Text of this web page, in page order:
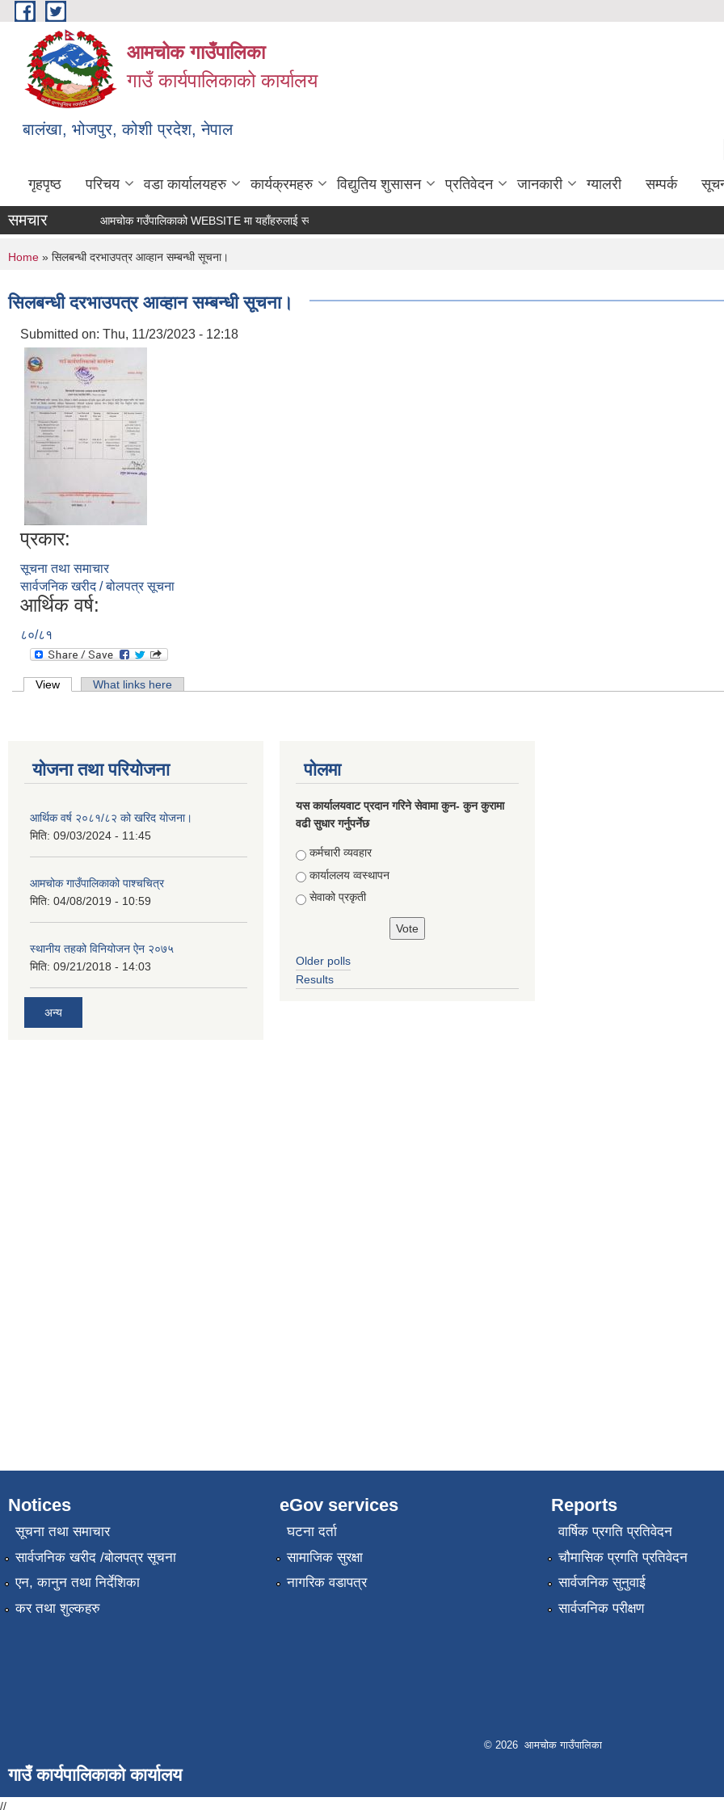
Skip to main content
आमचोक गाउँपालिका
गाउँ कार्यपालिकाको कार्यालय
बालंखा, भोजपुर, कोशी प्रदेश, नेपाल
गृहपृष्ठ परिचय वडा कार्यालयहरु कार्यक्रमहरु विद्युतिय शुसासन प्रतिवेदन जानकारी ग्यालरी सम्पर्क
आमचोक गउँपालिकाको WEBSITE मा यहाँहरुलाई स्वागत छ ।
समचार
You are here
Home » सिलबन्धी दरभाउपत्र आव्हान सम्बन्धी सूचना।
सिलबन्धी दरभाउपत्र आव्हान सम्बन्धी सूचना।
Submitted on: Thu, 11/23/2023 - 12:18
प्रकार:
सूचना तथा समाचार
सार्वजनिक खरीद / बोलपत्र सूचना
आर्थिक वर्ष:
८०/८१
Primary tabs
View (active tab)What links here
योजना तथा परियोजना
आर्थिक वर्ष २०८१/८२ को खरिद योजना।
मिति: 09/03/2024 - 11:45
आमचोक गाउँपालिकाको पाश्चचित्र
मिति: 04/08/2019 - 10:59
स्थानीय तहको विनियोजन ऐन २०७५
मिति: 09/21/2018 - 14:03
अन्य
पोलमा
यस कार्यालयवाट प्रदान गरिने सेवामा कुन- कुन कुरामा
वढी सुधार गर्नुपर्नेछ
Choices
कर्मचारी व्यवहार
कार्याललय व्वस्थापन
सेवाको प्रकृती
Older polls
Results
Notices
सूचना तथा समाचार
सार्वजनिक खरीद /बोलपत्र सूचना
एन, कानुन तथा निर्देशिका
कर तथा शुल्कहरु
eGov services
घटना दर्ता
सामाजिक सुरक्षा
नागरिक वडापत्र
Reports
वार्षिक प्रगति प्रतिवेदन
चौमासिक प्रगति प्रतिवेदन
सार्वजनिक सुनुवाई
सार्वजनिक परीक्षण
© 2026 आमचोक गाउँपालिका
गाउँ कार्यपालिकाको कार्यालय
//